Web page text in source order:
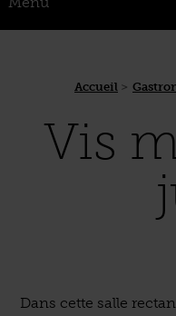
Accueil
Vis
Dans cette salle